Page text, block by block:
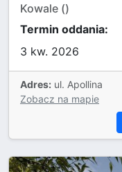
Kowale ()
Termin oddania:
3 kw. 2026
Adres: ul. Apollina
Zobacz na mapie